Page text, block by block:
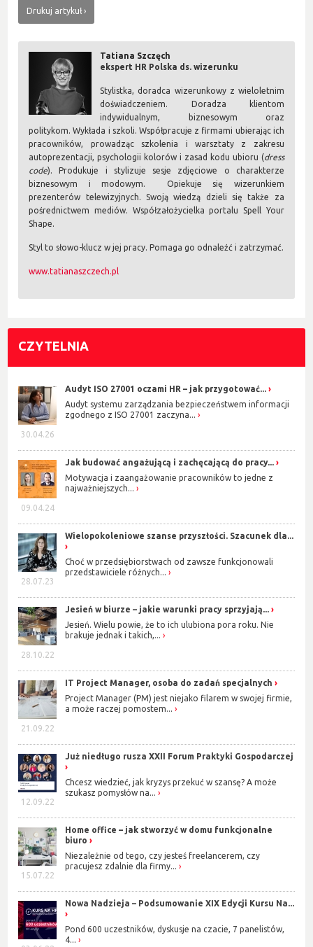
Drukuj artykuł
Tatiana Szczęch
ekspert HR Polska ds. wizerunku
Stylistka, doradca wizerunkowy z wieloletnim
doświadczeniem. Doradza klientom
indywidualnym, biznesowym oraz
politykom. Wykłada i szkoli. Współpracuje z firmami ubierając ich
pracowników, prowadząc szkolenia i warsztaty z zakresu
autoprezentacji, psychologii kolorów i zasad kodu ubioru (dress
code). Produkuje i stylizuje sesje zdjęciowe o charakterze
biznesowym i modowym. Opiekuje się wizerunkiem
prezenterów telewizyjnych. Swoją wiedzą dzieli się także za
pośrednictwem mediów. Współzałożycielka portalu Spell Your
Shape.
Styl to słowo-klucz w jej pracy. Pomaga go odnaleźć i zatrzymać.
www.tatianaszczech.pl
CZYTELNIA
30.04.26
Audyt ISO 27001 oczami HR – jak przygotować...
Audyt systemu zarządzania bezpieczeństwem informacji
zgodnego z ISO 27001 zaczyna...
09.04.24
Jak budować angażującą i zachęcającą do pracy...
Motywacja i zaangażowanie pracowników to jedne z
najważniejszych...
28.07.23
Wielopokoleniowe szanse przyszłości. Szacunek dla...
Choć w przedsiębiorstwach od zawsze funkcjonowali
przedstawiciele różnych...
28.10.22
Jesień w biurze – jakie warunki pracy sprzyjają...
Jesień. Wielu powie, że to ich ulubiona pora roku. Nie
brakuje jednak i takich,...
21.09.22
IT Project Manager, osoba do zadań specjalnych
Project Manager (PM) jest niejako filarem w swojej firmie,
a może raczej pomostem...
12.09.22
Już niedługo rusza XXII Forum Praktyki Gospodarczej
Chcesz wiedzieć, jak kryzys przekuć w szansę? A może
szukasz pomysłów na...
15.07.22
Home office – jak stworzyć w domu funkcjonalne
biuro
Niezależnie od tego, czy jesteś freelancerem, czy
pracujesz zdalnie dla firmy...
Nowa Nadzieja – Podsumowanie XIX Edycji Kursu Na...
Pond 600 uczestników, dyskusje na czacie, 7 panelistów,
4...